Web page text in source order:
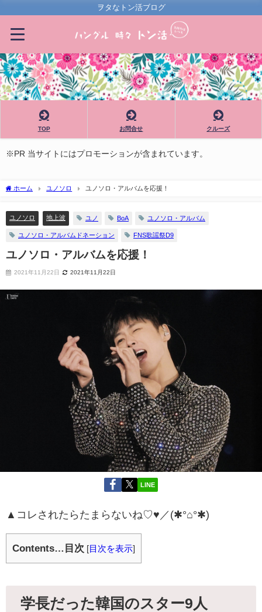
ヲタなトン活ブログ
TOP お問合せ クルーズ
※PR 当サイトにはプロモーションが含まれています。
ホーム ユノソロ ユノソロ・アルバムを応援！
ユノソロ 地上波 ユノ BoA ユノソロ・アルバム
ユノソロ・アルバムドネーション FNS歌謡祭D9
ユノソロ・アルバムを応援！
2021年11月22日 2021年11月22日
LINE
▲コレされたらたまらないね♡♥／(✱°⌂°✱)
Contents…目次 [ 目次を表示]
学長だった韓国のスター9人